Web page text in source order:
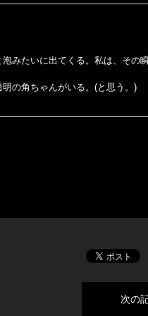
みたいに出てくる。私は、その
の角ちゃんがいる。(と思う。)
次の